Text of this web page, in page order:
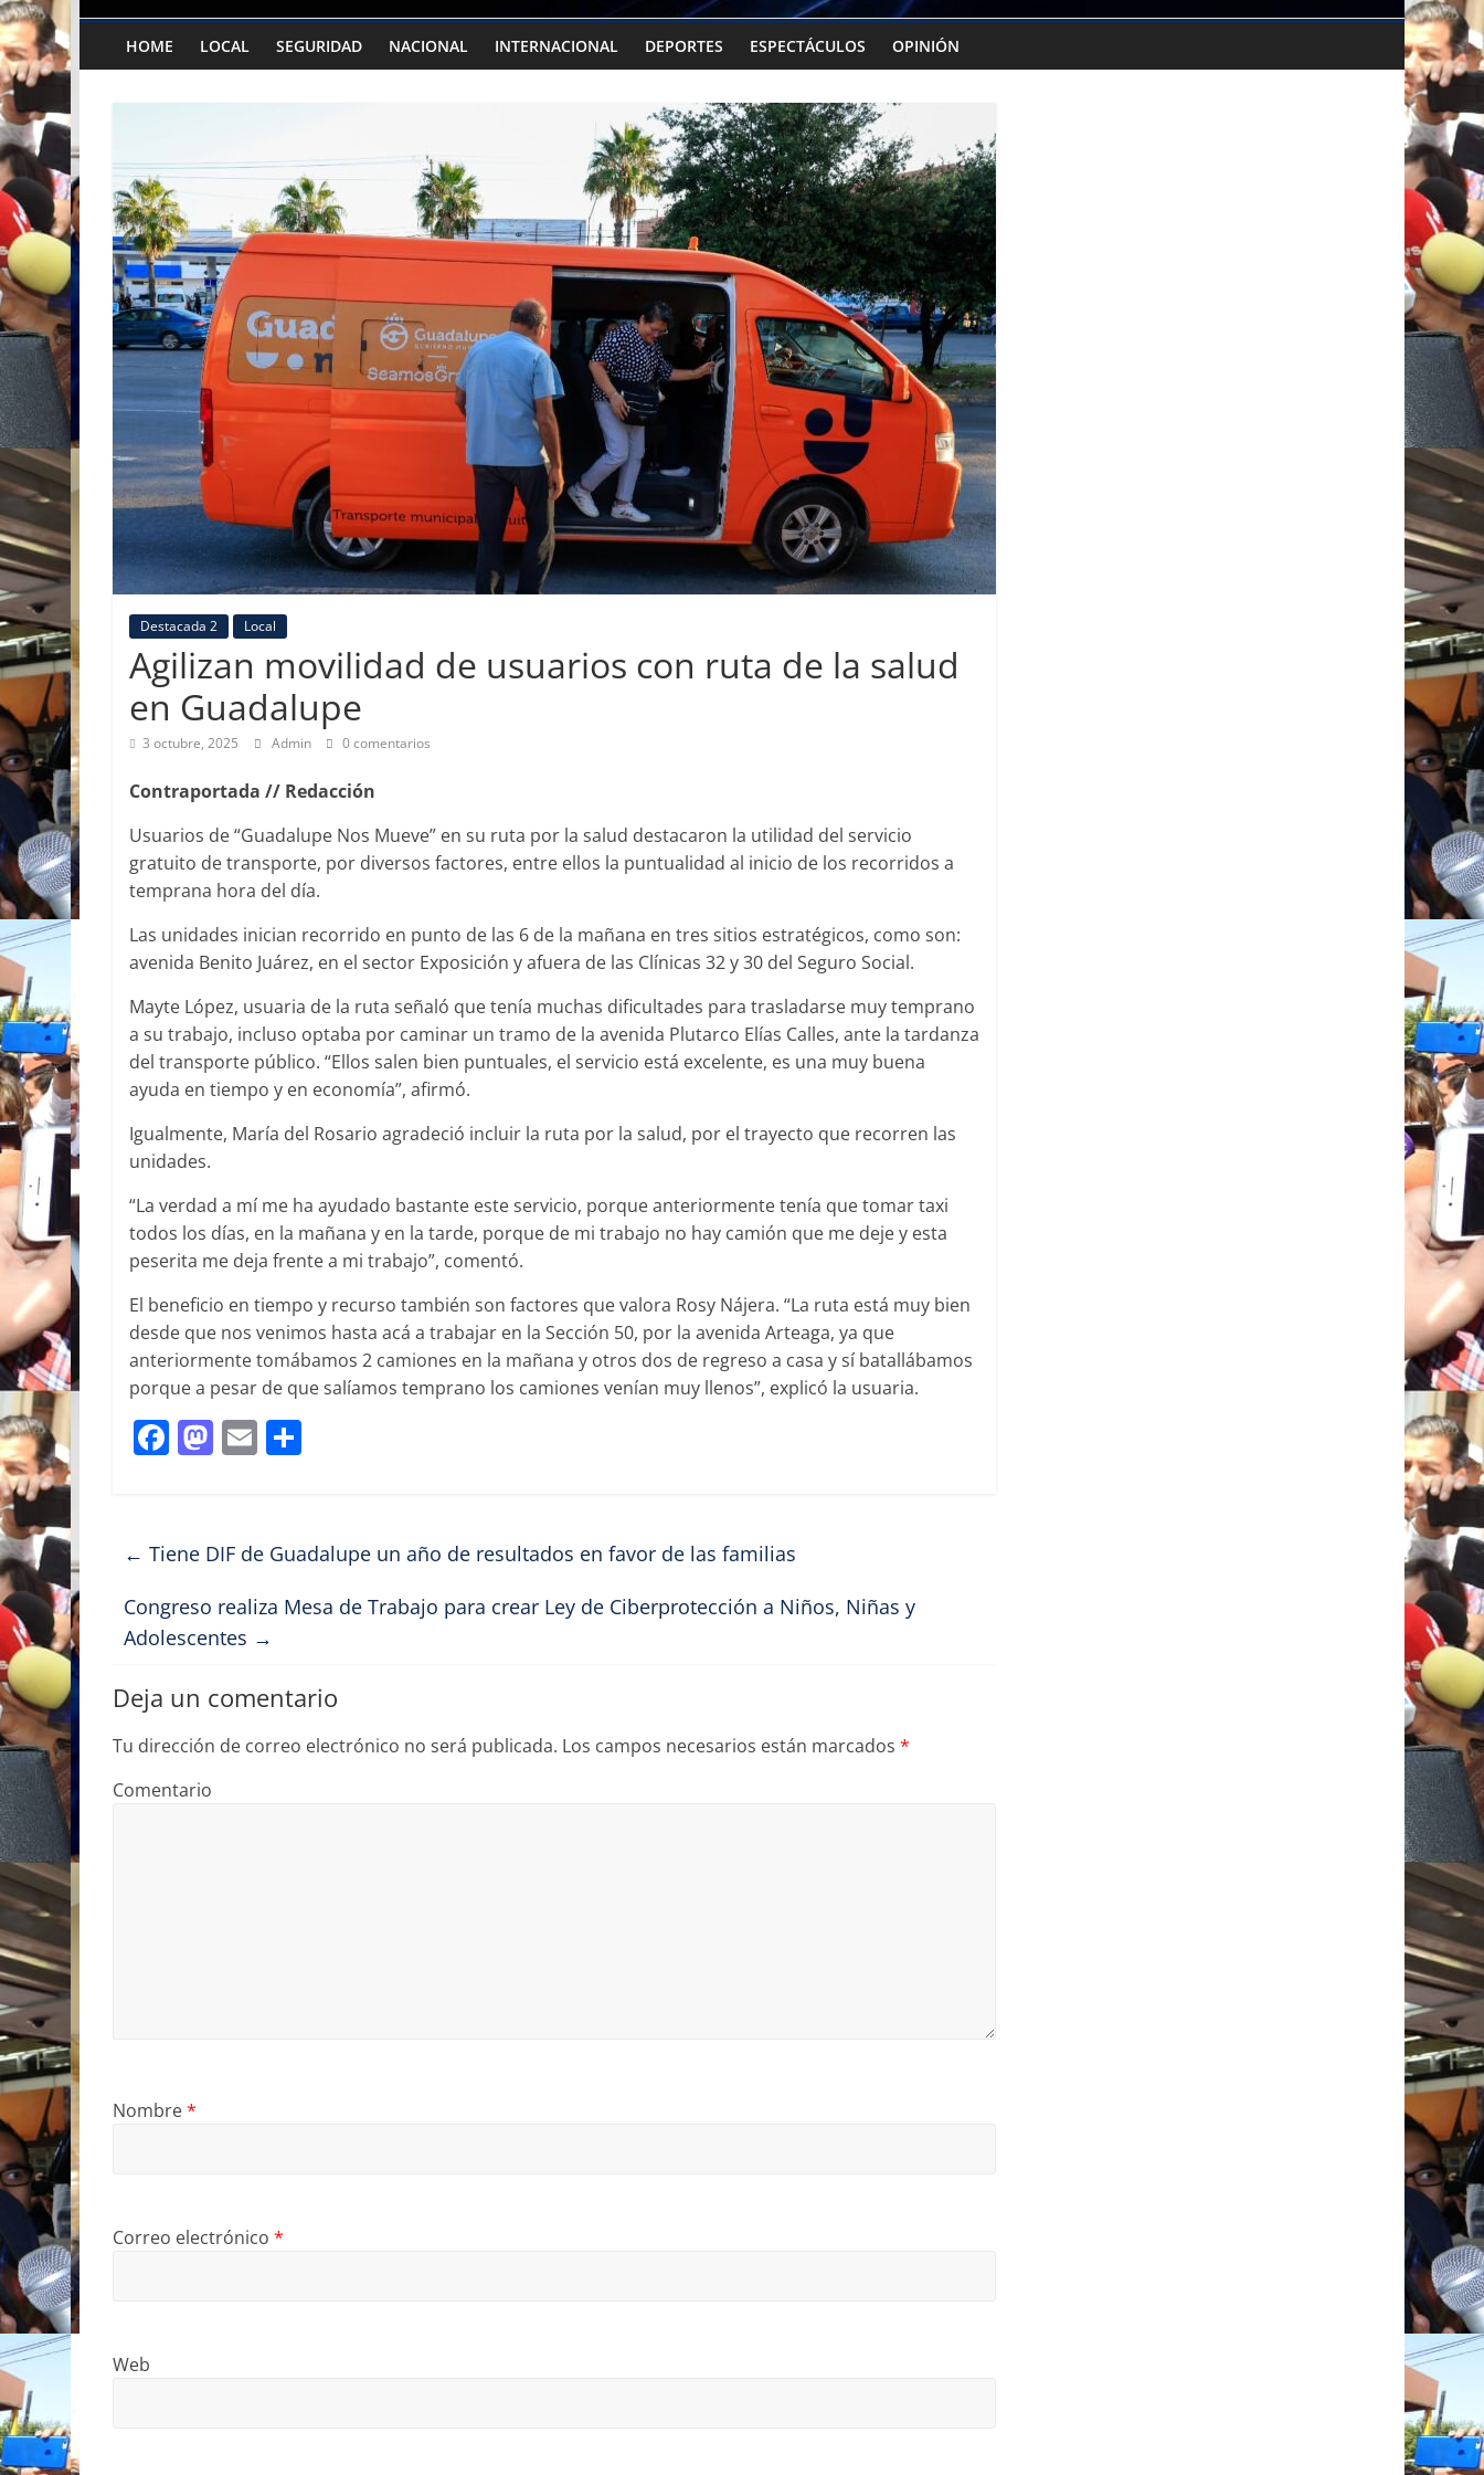
HOME LOCAL SEGURIDAD NACIONAL INTERNACIONAL DEPORTES ESPECTÁCULOS OPINIÓN
Destacada 2 Local
Agilizan movilidad de usuarios con ruta de la salud
en Guadalupe
3 octubre, 2025 Admin 0 comentarios
Contraportada // Redacción
Usuarios de “Guadalupe Nos Mueve” en su ruta por la salud destacaron la utilidad del servicio
gratuito de transporte, por diversos factores, entre ellos la puntualidad al inicio de los recorridos a
temprana hora del día.
Las unidades inician recorrido en punto de las 6 de la mañana en tres sitios estratégicos, como son:
avenida Benito Juárez, en el sector Exposición y afuera de las Clínicas 32 y 30 del Seguro Social.
Mayte López, usuaria de la ruta señaló que tenía muchas dificultades para trasladarse muy temprano
a su trabajo, incluso optaba por caminar un tramo de la avenida Plutarco Elías Calles, ante la tardanza
del transporte público. “Ellos salen bien puntuales, el servicio está excelente, es una muy buena
ayuda en tiempo y en economía”, afirmó.
Igualmente, María del Rosario agradeció incluir la ruta por la salud, por el trayecto que recorren las
unidades.
“La verdad a mí me ha ayudado bastante este servicio, porque anteriormente tenía que tomar taxi
todos los días, en la mañana y en la tarde, porque de mi trabajo no hay camión que me deje y esta
peserita me deja frente a mi trabajo”, comentó.
El beneficio en tiempo y recurso también son factores que valora Rosy Nájera. “La ruta está muy bien
desde que nos venimos hasta acá a trabajar en la Sección 50, por la avenida Arteaga, ya que
anteriormente tomábamos 2 camiones en la mañana y otros dos de regreso a casa y sí batallábamos
porque a pesar de que salíamos temprano los camiones venían muy llenos”, explicó la usuaria.
F
e
o
o
k
M
o
o
n
E
l p
tir
← Tiene DIF de Guadalupe un año de resultados en favor de las familias
Congreso realiza Mesa de Trabajo para crear Ley de Ciberprotección a Niños, Niñas y
Adolescentes →
Deja un comentario
Tu dirección de correo electrónico no será publicada. Los campos necesarios están marcados *
Comentario
Nombre*
Correo electrónico *
Web